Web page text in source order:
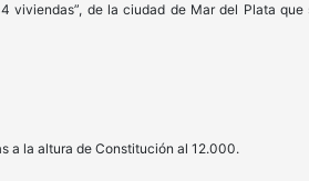
viviendas”, de la ciudad de Mar del Plata
a la altura de Constitución al 12.000.